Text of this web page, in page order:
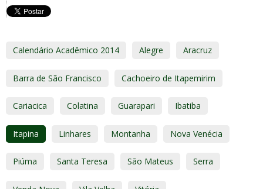
Calendário Acadêmico 2014 Alegre Aracruz
Barra de São Francisco Cachoeiro de Itapemirim
Cariacica Colatina Guarapari Ibatiba
Itapina Linhares Montanha Nova Venécia
Piúma Santa Teresa São Mateus Serra